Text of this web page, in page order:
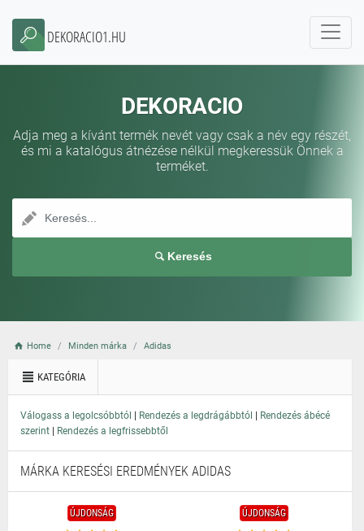
DEKORACIO1.HU
DEKORACIO
Adja meg a kívánt termék nevét vagy csak a név egy részét,
és mi a katalógus átnézése nélkül megkeressük Önnek a
terméket.
Keresés
Home Minden márka Adidas
KATEGÓRIA
Válogass a legolcsóbbtól | Rendezés a legdrágábbtól | Rendezés ábécé
szerint | Rendezés a legfrissebbtől
MÁRKA KERESÉSI EREDMÉNYEK ADIDAS
ÚJDONSÁG ÚJDONSÁG